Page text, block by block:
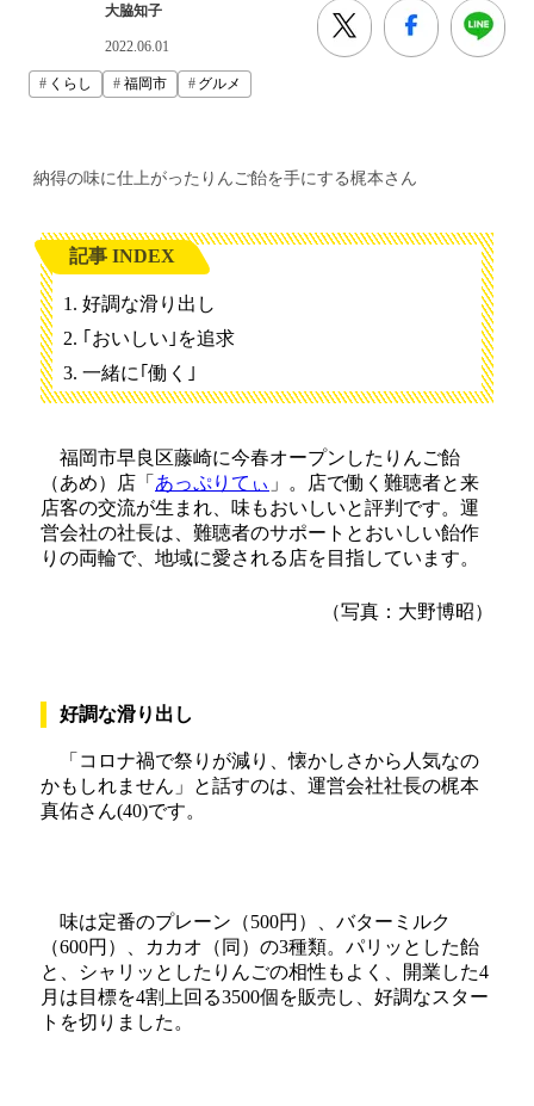
大脇知子
2022.06.01
くらし 福岡市 グルメ
納得の味に仕上がったりんご飴を手にする梶本さん
記事 INDEX
好調な滑り出し
｢おいしい｣を追求
一緒に｢働く｣
福岡市早良区藤崎に今春オープンしたりんご飴
（あめ）店「 あっぷりてぃ 」。店で働く難聴者と来
店客の交流が生まれ、味もおいしいと評判です。運
営会社の社長は、難聴者のサポートとおいしい飴作
りの両輪で、地域に愛される店を目指しています。
（写真：大野博昭）
好調な滑り出し
「コロナ禍で祭りが減り、懐かしさから人気なの
かもしれません」と話すのは、運営会社社長の梶本
真佑さん(40)です。
味は定番のプレーン（500円）、バターミルク
（600円）、カカオ（同）の3種類。パリッとした飴
と、シャリッとしたりんごの相性もよく、開業した4
月は目標を4割上回る3500個を販売し、好調なスター
トを切りました。